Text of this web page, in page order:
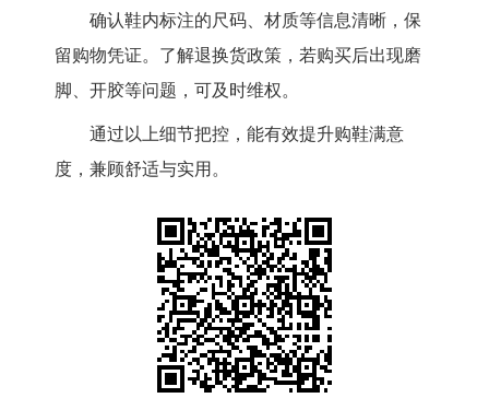
确认鞋内标注的尺码、材质等信息清晰，保
留购物凭证。了解退换货政策，若购买后出现磨
脚、开胶等问题，可及时维权。
通过以上细节把控，能有效提升购鞋满意
度，兼顾舒适与实用。